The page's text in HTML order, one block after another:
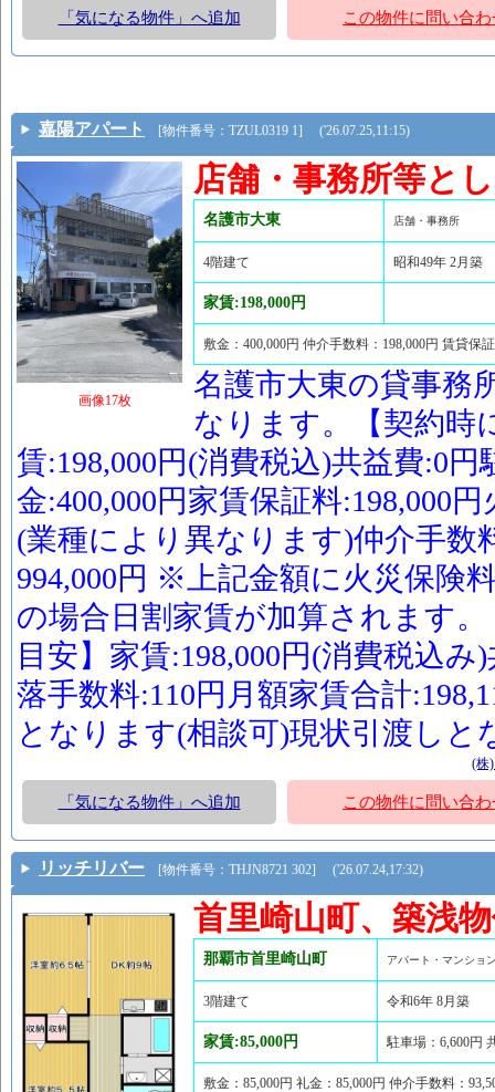
「気になる物件」へ追加 この物件に問い合わ
嘉陽アパート [物件番号：TZUL0319 1] ('26.07.25,11:15)
画像17枚
店舗・事務所等と
名護市大東 店舗・事務所
4階建て 昭和49年 2月築
家賃:198,000円
敷金：400,000円 仲介手数料：198,000円 賃貸
名護市大東の貸事務
なります。【契約時
賃:198,000円(消費税込)共益費:0円
金:400,000円家賃保証料:198,000
(業種により異なります)仲介手数
994,000円 ※上記金額に火災保険
の場合日割家賃が加算されます
目安】家賃:198,000円(消費税込
落手数料:110円月額家賃合計
となります(相談可)現状引渡しと
(株
「気になる物件」へ追加 この物件に問い合わ
リッチリバー [物件番号：THJN8721 302] ('26.07.24,17:32)
首里崎山町、築浅
那覇市首里崎山町 アパート・マンショ
3階建て 令和6年 8月築
家賃:85,000円 駐車場：6,600円
敷金：85,000円 礼金：85,000円 仲介手数料：